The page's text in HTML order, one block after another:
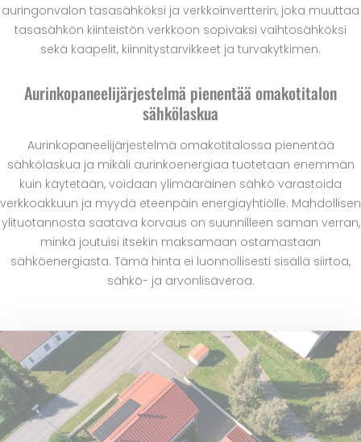
auringonvalon tasasähköksi ja verkkoinvertterin, joka muuttaa
tasasähkön kiinteistön verkkoon sopivaksi vaihtosähköksi
sekä kaapelit, kiinnitystarvikkeet ja turvakytkimen.
Aurinkopaneelijärjestelmä pienentää omakotitalon
sähkölaskua
Aurinkopaneelijärjestelmä omakotitalossa pienentää
sähkölaskua ja mikäli aurinkoenergiaa tuotetaan enemmän
kuin käytetään, voidaan ylimääräinen sähkö varastoida
verkkoakkuun ja myydä eteenpäin energiayhtiölle. Mahdollisen
ylituotannosta saatava korvaus on suunnilleen saman verran,
minkä joutuisi itsekin maksamaan ostamastaan
sähköenergiasta. Tämä hinta ei luonnollisesti sisällä siirtoa,
sähkö- ja arvonlisäveroa.